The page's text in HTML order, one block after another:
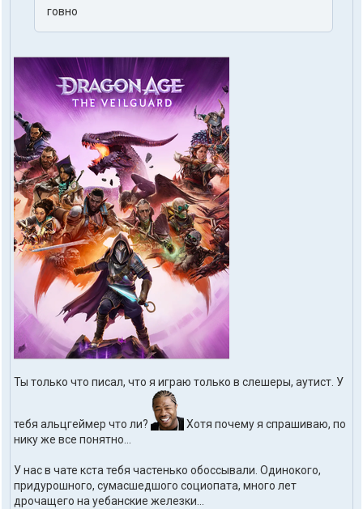
говно
Ты только что писал, что я играю только в слешеры, аутист. У
тебя альцгеймер что ли?
Хотя почему я спрашиваю, по
нику же все понятно...
У нас в чате кста тебя частенько обоссывали. Одинокого,
придурошного, сумасшедшого социопата, много лет
дрочащего на уебанские железки...